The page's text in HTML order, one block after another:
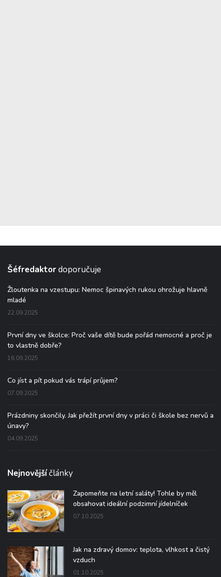
Šéfredaktordoporučuje
Žloutenka na vzestupu: Nemoc špinavých rukou ohrožuje hlavně
mladé
22.09.2025
První dny ve školce: Proč vaše dítě bude pořád nemocné a proč je
to vlastně dobře?
16.09.2025
Co jíst a pít pokud vás trápí průjem?
07.09.2025
Prázdniny skončily. Jak přežít první dny v práci či škole bez nervů a
únavy?
04.09.2025
Nejnovějšíčlánky
Zapomeňte na letní saláty! Tohle by měl
obsahovat ideální podzimní jídelníček
07.10.2025
Jak na zdravý domov: teplota, vlhkost a čistý
vzduch
01.10.2025